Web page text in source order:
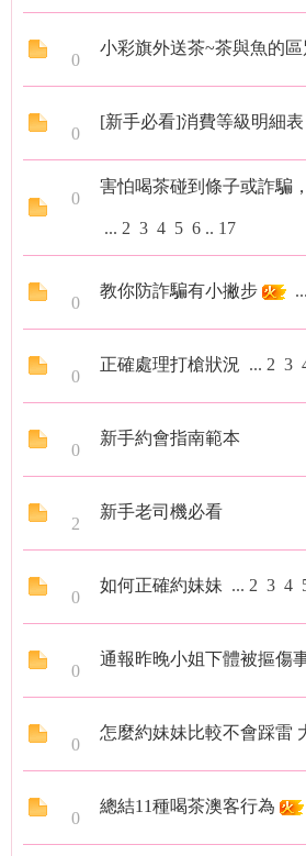
九
年
老
0
小彩旗外送茶~茶與魚的區
0
[新手必看]消費等級明細表
0
害怕喝茶碰到條子或詐騙
... 2 3 4 5 6 .. 17
0
教你防詐騙有小撇步 ...
0
正確處理打槍狀況 ... 2 3
0
新手約會指南範本
2
新手老司機必看
0
如何正確約妹妹 ... 2 3 4
0
通報昨晚小姐下體被摳傷
0
怎麼約妹妹比較不會踩雷
0
總結11種喝茶澳客行為